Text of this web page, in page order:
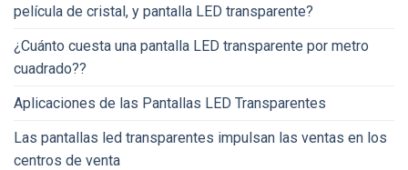
película de cristal, y pantalla LED transparente?
¿Cuánto cuesta una pantalla LED transparente por metro
cuadrado??
Aplicaciones de las Pantallas LED Transparentes
Las pantallas led transparentes impulsan las ventas en los
centros de venta